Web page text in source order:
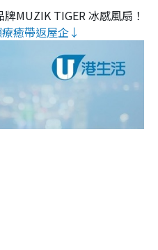
MUZIK TIGER 冰感風扇！
癒帶返屋企↓